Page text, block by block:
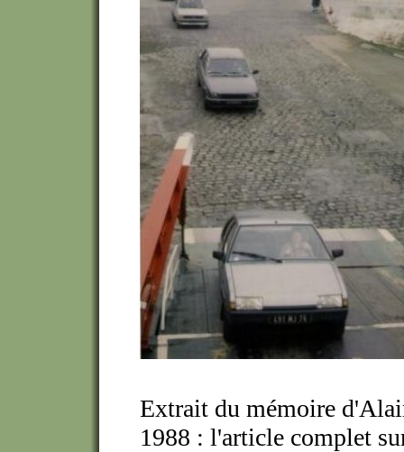
Extrait du mémoire
1988 : l'article complet